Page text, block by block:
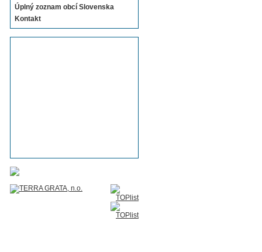
Úplný zoznam obcí Slovenska
Kontakt